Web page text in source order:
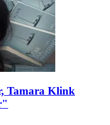
Tamara Klink